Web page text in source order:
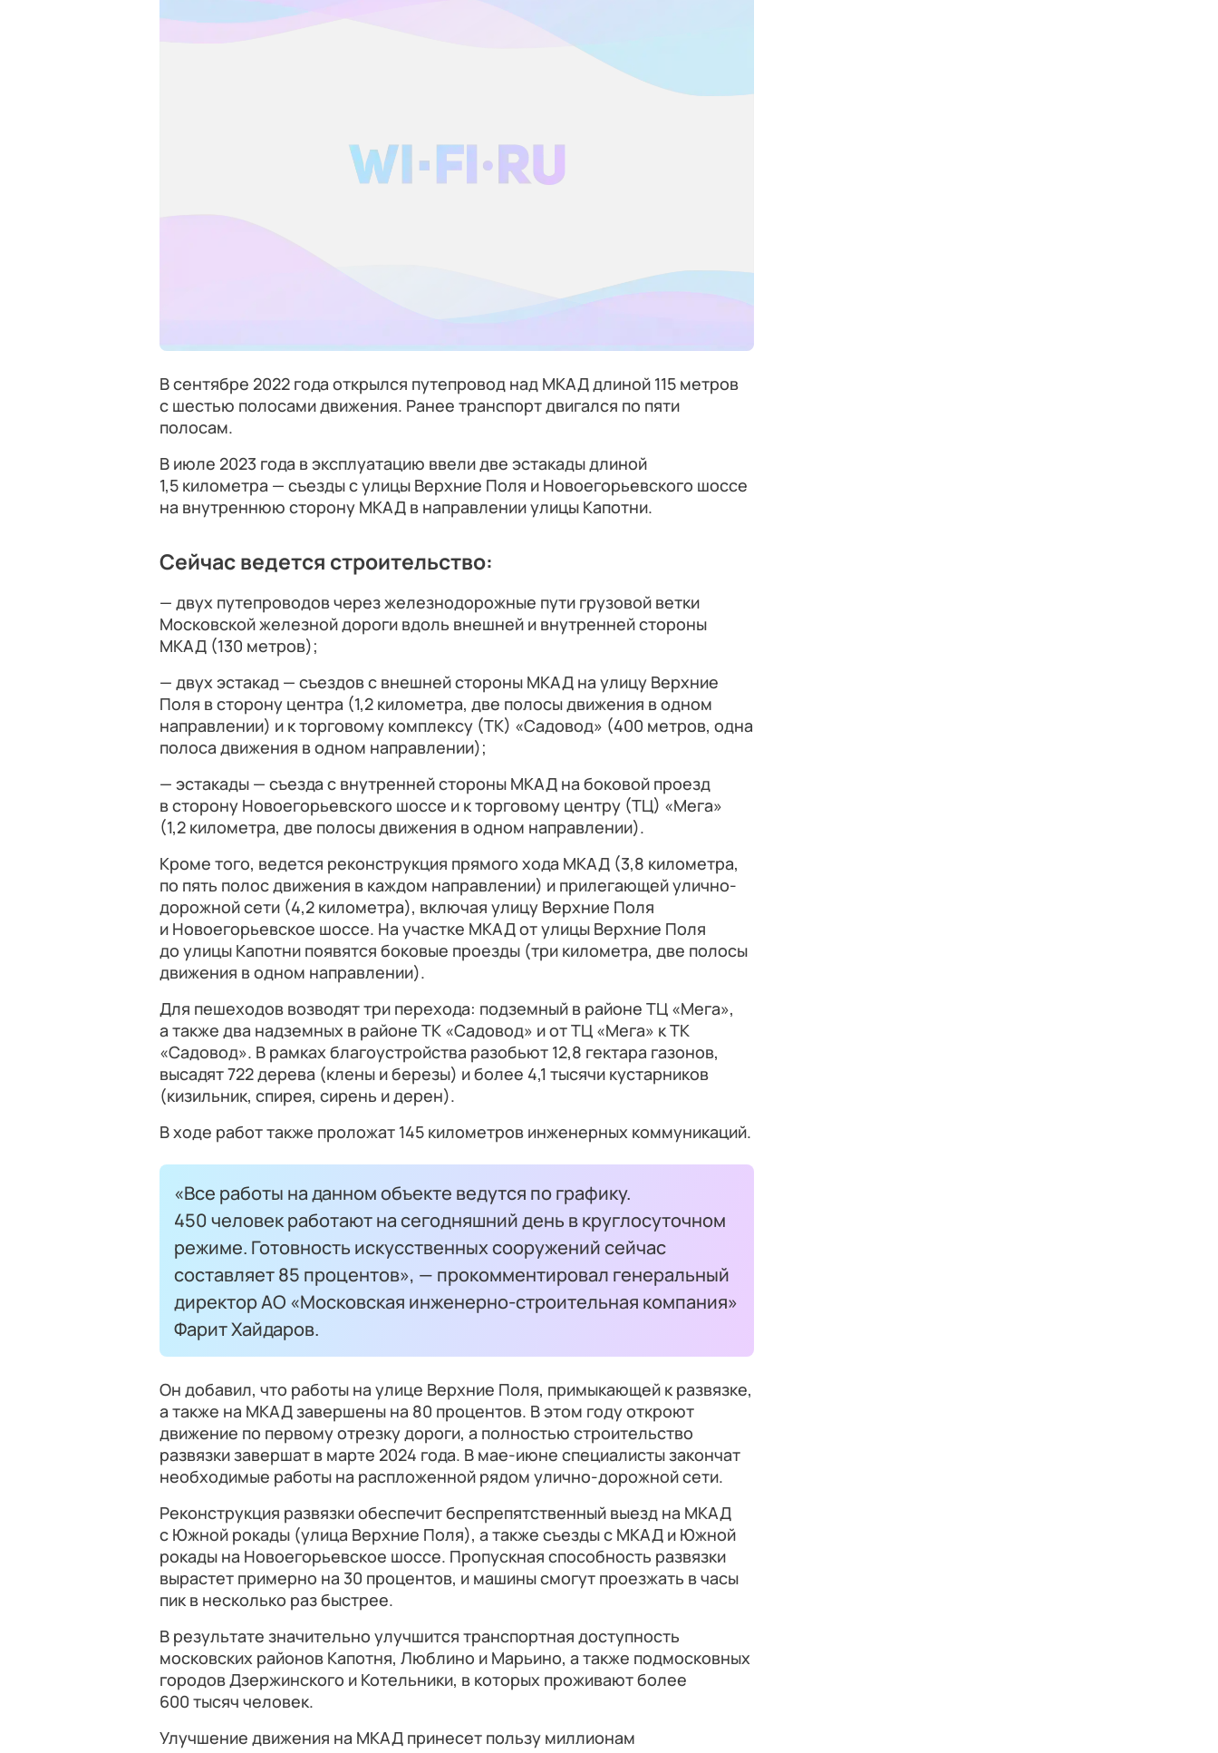
В сентябре 2022 года открылся путепровод над МКАД длиной 115 метров
с шестью полосами движения. Ранее транспорт двигался по пяти
полосам.
В июле 2023 года в эксплуатацию ввели две эстакады длиной
1,5 километра — съезды с улицы Верхние Поля и Новоегорьевского шоссе
на внутреннюю сторону МКАД в направлении улицы Капотни.
Сейчас ведется строительство:
— двух путепроводов через железнодорожные пути грузовой ветки
Московской железной дороги вдоль внешней и внутренней стороны
МКАД (130 метров);
— двух эстакад — съездов с внешней стороны МКАД на улицу Верхние
Поля в сторону центра (1,2 километра, две полосы движения в одном
направлении) и к торговому комплексу (ТК) «Садовод» (400 метров, одна
полоса движения в одном направлении);
— эстакады — съезда с внутренней стороны МКАД на боковой проезд
в сторону Новоегорьевского шоссе и к торговому центру (ТЦ) «Мега»
(1,2 километра, две полосы движения в одном направлении).
Кроме того, ведется реконструкция прямого хода МКАД (3,8 километра,
по пять полос движения в каждом направлении) и прилегающей улично-
дорожной сети (4,2 километра), включая улицу Верхние Поля
и Новоегорьевское шоссе. На участке МКАД от улицы Верхние Поля
до улицы Капотни появятся боковые проезды (три километра, две полосы
движения в одном направлении).
Для пешеходов возводят три перехода: подземный в районе ТЦ «Мега»,
а также два надземных в районе ТК «Садовод» и от ТЦ «Мега» к ТК
«Садовод». В рамках благоустройства разобьют 12,8 гектара газонов,
высадят 722 дерева (клены и березы) и более 4,1 тысячи кустарников
(кизильник, спирея, сирень и дерен).
В ходе работ также проложат 145 километров инженерных коммуникаций.
«Все работы на данном объекте ведутся по графику.
450 человек работают на сегодняшний день в круглосуточном
режиме. Готовность искусственных сооружений сейчас
составляет 85 процентов», — прокомментировал генеральный
директор АО «Московская инженерно-строительная компания»
Фарит Хайдаров.
Он добавил, что работы на улице Верхние Поля, примыкающей к развязке,
а также на МКАД завершены на 80 процентов. В этом году откроют
движение по первому отрезку дороги, а полностью строительство
развязки завершат в марте 2024 года. В мае-июне специалисты закончат
необходимые работы на распложенной рядом улично-дорожной сети.
Реконструкция развязки обеспечит беспрепятственный выезд на МКАД
с Южной рокады (улица Верхние Поля), а также съезды с МКАД и Южной
рокады на Новоегорьевское шоссе. Пропускная способность развязки
вырастет примерно на 30 процентов, и машины смогут проезжать в часы
пик в несколько раз быстрее.
В результате значительно улучшится транспортная доступность
московских районов Капотня, Люблино и Марьино, а также подмосковных
городов Дзержинского и Котельники, в которых проживают более
600 тысяч человек.
Улучшение движения на МКАД принесет пользу миллионам